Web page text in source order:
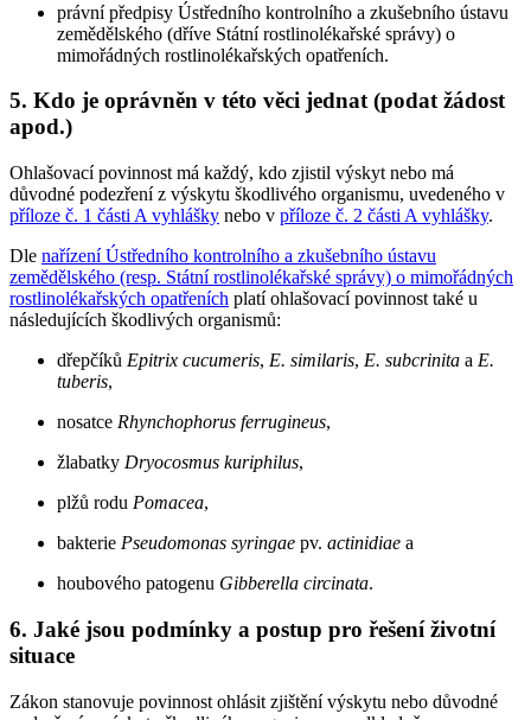
právní předpisy Ústředního kontrolního a zkušebního ústavu
zemědělského (dříve Státní rostlinolékařské správy) o
mimořádných rostlinolékařských opatřeních.
5. Kdo je oprávněn v této věci jednat (podat žádost
apod.)
Ohlašovací povinnost má každý, kdo zjistil výskyt nebo má
důvodné podezření z výskytu škodlivého organismu, uvedeného v
příloze č. 1 části A vyhlášky nebo v příloze č. 2 části A vyhlášky.
Dle nařízení Ústředního kontrolního a zkušebního ústavu
zemědělského (resp. Státní rostlinolékařské správy) o mimořádných
rostlinolékařských opatřeních platí ohlašovací povinnost také u
následujících škodlivých organismů:
dřepčíků Epitrix cucumeris, E. similaris, E. subcrinita a E.
tuberis,
nosatce Rhynchophorus ferrugineus,
žlabatky Dryocosmus kuriphilus,
plžů rodu Pomacea,
bakterie Pseudomonas syringae pv. actinidiae a
houbového patogenu Gibberella circinata.
6. Jaké jsou podmínky a postup pro řešení životní
situace
Zákon stanovuje povinnost ohlásit zjištění výskytu nebo důvodné